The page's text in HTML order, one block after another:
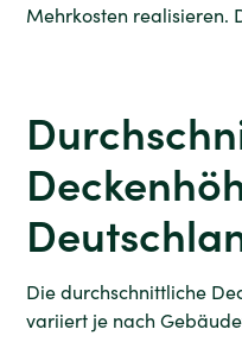
Mehrkosten realisieren.
Die durchschnittliche
variiert je nach